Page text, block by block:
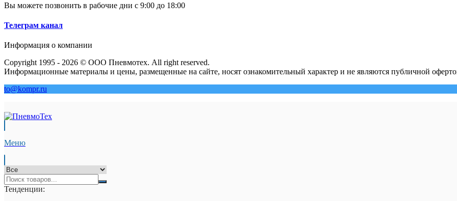
Вы можете позвонить в рабочие дни с 9:00 до 18:00
Телеграм канал
Информация о компании
Copyright 1995 - 2026 © ООО Пневмотех. All right reserved.
Информационные материалы и цены, размещенные на сайте, носят ознакомительный характер и не являются публичной
to@kompr.ru
Меню
Тенденции: